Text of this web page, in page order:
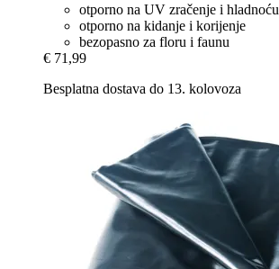
otporno na UV zračenje i hladnoću
otporno na kidanje i korijenje
bezopasno za floru i faunu
€ 71,99
Besplatna dostava do 13. kolovoza